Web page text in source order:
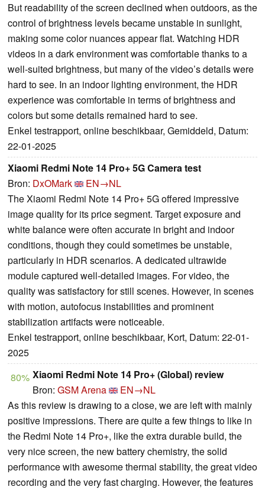
But readability of the screen declined when outdoors, as the
control of brightness levels became unstable in sunlight,
making some color nuances appear flat. Watching HDR
videos in a dark environment was comfortable thanks to a
well-suited brightness, but many of the video’s details were
hard to see. In an indoor lighting environment, the HDR
experience was comfortable in terms of brightness and
colors but some details remained hard to see.
Enkel testrapport, online beschikbaar, Gemiddeld, Datum:
22-01-2025
Xiaomi Redmi Note 14 Pro+ 5G Camera test
Bron: DxOMark
EN→NL
The Xiaomi Redmi Note 14 Pro+ 5G offered impressive
image quality for its price segment. Target exposure and
white balance were often accurate in bright and indoor
conditions, though they could sometimes be unstable,
particularly in HDR scenarios. A dedicated ultrawide
module captured well-detailed images. For video, the
quality was satisfactory for still scenes. However, in scenes
with motion, autofocus instabilities and prominent
stabilization artifacts were noticeable.
Enkel testrapport, online beschikbaar, Kort, Datum: 22-01-
2025
80% Xiaomi Redmi Note 14 Pro+ (Global) review
Bron: GSM Arena
EN→NL
As this review is drawing to a close, we are left with mainly
positive impressions. There are quite a few things to like in
the Redmi Note 14 Pro+, like the extra durable build, the
very nice screen, the new battery chemistry, the solid
performance with awesome thermal stability, the great video
recording and the very fast charging. However, the features